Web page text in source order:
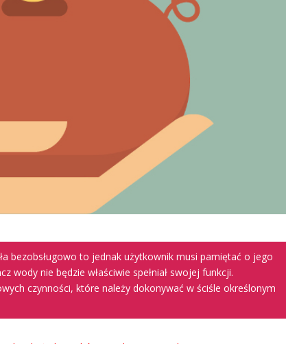
bezobsługowo to jednak użytkownik musi pamiętać o jego
wody nie będzie właściwie spełniał swojej funkcji.
czynności, które należy dokonywać w ściśle określonym